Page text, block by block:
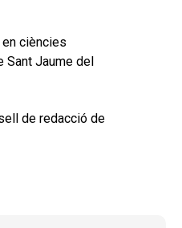
ciències
Sant Jaume del
de redacció de